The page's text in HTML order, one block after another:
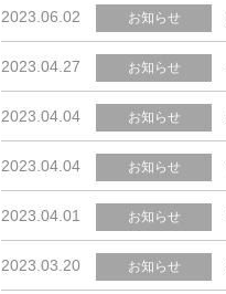
2023.06.02 お知らせ
2023.04.27 お知らせ
2023.04.04 お知らせ
2023.04.04 お知らせ
2023.04.01 お知らせ
2023.03.20 お知らせ